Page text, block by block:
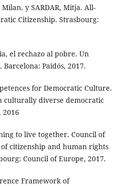
y SARDAR, Mitja. All-
Citizenship. Strasbourg:
el rechazo al pobre. Un
Paidós, 2017.
for Democratic Culture.
culturally diverse democratic
2016
to live together. Council of
citizenship and human rights
Council of Europe, 2017.
Framework of